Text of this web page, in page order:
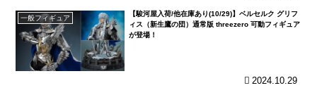
一般フィギュア
【駿河屋入荷/他在庫あり(10/29)】ベルセルク グリフ
ィス（新生鷹の団）通常版 threezero 可動フィギュア
が登場！
2024.10.29